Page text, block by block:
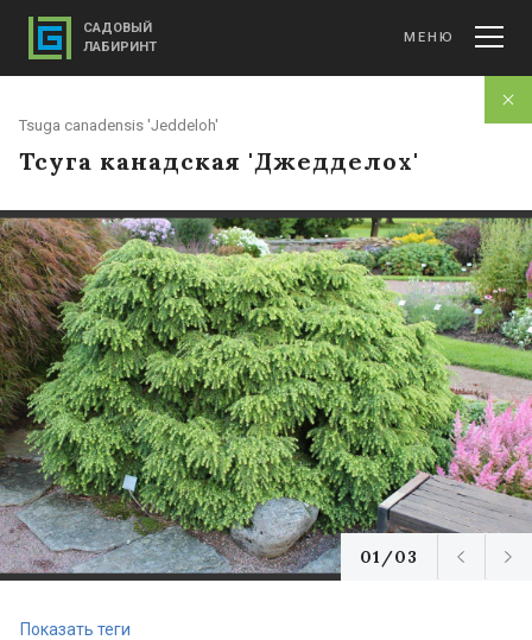
Tsuga canadensis 'Jeddeloh'
Тсуга канадская 'Джедделох'
01/03
Показать теги
САДОВЫЙ
ЛАБИРИНТ
МЕНЮ